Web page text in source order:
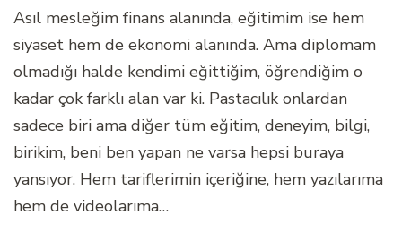
Asıl mesleğim finans alanında, eğitimim ise hem
siyaset hem de ekonomi alanında. Ama diplomam
olmadığı halde kendimi eğittiğim, öğrendiğim o
kadar çok farklı alan var ki. Pastacılık onlardan
sadece biri ama diğer tüm eğitim, deneyim, bilgi,
birikim, beni ben yapan ne varsa hepsi buraya
yansıyor. Hem tariflerimin içeriğine, hem yazılarıma
hem de videolarıma…